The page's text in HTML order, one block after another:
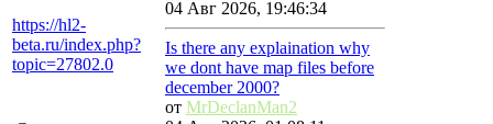
https://hl2-
beta.ru/index.php?
topic=27802.0
04 Авг 2026, 19:46:34
Is there any explaination why
we dont have map files before
december 2000?
от MrDeclanMan2